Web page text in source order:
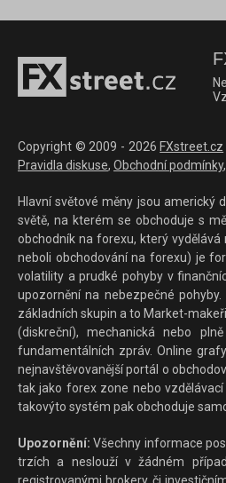
Copyright © 2009 - 2026 FXstreet.cz
Pravidla diskuse, Obchodní podmínky,
Hlavní světové měny jsou americký
světě, na kterém se obchoduje s
obchodník na forexu, který
neboli obchodování na forexu) je
volatility a prudké pohyby v
upozornění na nebezpečné
základních skupin a to Market-
(diskreční), mechanická nebo
fundamentálních zpráv. Online
nejnavštěvovanější portál o
tak jako forex zone nebo
takovýto systém pak obchoduje
Upozornění: Všechny informace
trzích a neslouží v žádném